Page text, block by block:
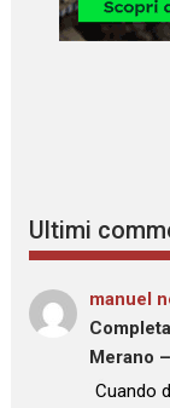
Ultimi
manuel
Merano
: “
Cuando